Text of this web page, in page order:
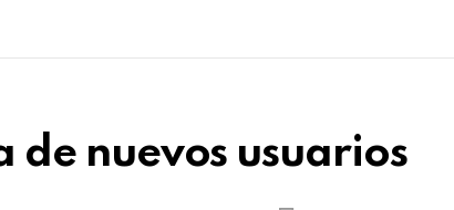
de nuevos usuarios